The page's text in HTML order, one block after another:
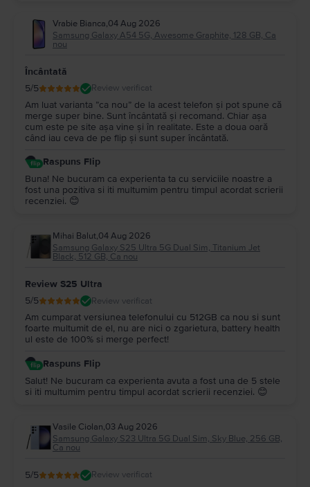
Vrabie Bianca,04 Aug 2026
Samsung Galaxy A54 5G, Awesome Graphite, 128 GB, Ca
nou
Încântată
5/5 Review verificat
Am luat varianta ”ca nou” de la acest telefon și pot spune că
merge super bine. Sunt încântată și recomand. Chiar așa
cum este pe site așa vine și în realitate. Este a doua oară
când iau ceva de pe flip și sunt super încântată.
Raspuns Flip
Buna! Ne bucuram ca experienta ta cu serviciile noastre a
fost una pozitiva si iti multumim pentru timpul acordat scrierii
recenziei. 😊
Mihai Balut,04 Aug 2026
Samsung Galaxy S25 Ultra 5G Dual Sim, Titanium Jet
Black, 512 GB, Ca nou
Review S25 Ultra
5/5 Review verificat
Am cumparat versiunea telefonului cu 512GB ca nou si sunt
foarte multumit de el, nu are nici o zgarietura, battery health
ul este de 100% si merge perfect!
Raspuns Flip
Salut! Ne bucuram ca experienta avuta a fost una de 5 stele
si iti multumim pentru timpul acordat scrierii recenziei. 😊
Vasile Ciolan,03 Aug 2026
Samsung Galaxy S23 Ultra 5G Dual Sim, Sky Blue, 256 GB,
Ca nou
5/5 Review verificat